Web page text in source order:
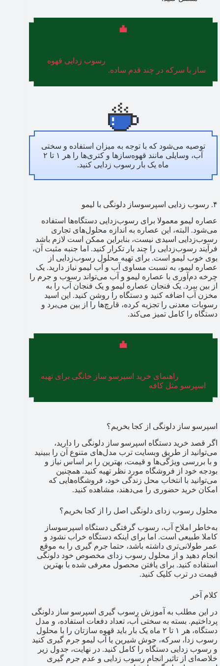
رسوب زدایی قهوه
ساز با سرکه در چند قدم ساده.
توصیه می‌شود که با توجه به میزان استفاده و سختی
آب، وسایلی مانند قهوه‌سازها و کتری‌ها را هر ۱ تا ۲
ماه یک‌ بار رسوب‌ زدایی کنید.
۴. رسوب زدایی اسپرسوساز دلونگی با لیمو
عصاره لیمو معمولا برای رسوب‌زدایی دستگاه‌ها استفاده
می‌شود. البته، این عصاره به اندازه محلول‌های تجاری
رسوب‌زدایی اسیدی نیست، بنابراین ممکن است لازم باشد
فرآیند رسوب‌زدایی را چند بار تکرار کنید. اما جنبه مثبت آن،
بوی خوب لیمو است. برای تهیه محلول رسوب‌زدایی از
عصاره لیمو، به نسبت مساوی آب و آب لیمو نیاز دارید. یک
چرخه دم‌آوری با عصاره لیمو و آب می‌تواند رسوب و جرم را
از بین ببرد. یک فنجان عصاره لیمو و یک فنجان آب را به
مخزن آب اضافه کنید و دستگاه را روشن کنید. این اسید
رسوبات معدنی را تجزیه کرده، قارچ‌ها را از بین می‌برد و
دستگاه را کامل تمیز می‌کند.
راهنمای خرید اسپرسو ساز خانگی برای تهیه
اسپرسو مثل کافه
اسپرسو ساز دلونگی از کجا بخریم؟
اگر قصد خرید دستگاه اسپرسو ساز دلونگی را دارید،
می‌توانید از طریق وبسایت ترب مدل‌های متنوع آن را ببینید
و با بررسی ویژگی‌ها و قیمت، بهترین را بر اساس نیاز و
بودجه خود از فروشگاه مورد نظر تهیه کنید. همچنین
می‌توانید با انتخاب محل زندگی خود، فروشگاه‌هایی که
امکان خرید حضوری را می‌دهند، مشاهده کنید.
محلول رسوب زدای دلونگی اصل را از کجا بخریم؟
به‌خاطر املاح آب، رسوب گرفتگی دستگاه اسپرسوساز
کاملا طبیعی است. اما برای اینکه دستگاه خراب نشود و
عمر طولانی‌تری داشته باشد، حتما جرم گیری را به موقع
انجام دهید و از محلول رسوب زدای مخصوص خود دلونگی
استفاده کنید. برای یافتن محصول معرفی شده با بهترین
قیمت در ترب کلیک کنید.
کلام آخر
در این مطلب به آموزش رسوب گیری اسپرسو ساز دلونگی
پرداختیم. بسته به سختی آب، تعداد دفعات استفاده، و مدل
دستگاه، هر ۱ تا ۲ ماه یک بار باید قهوه سازتان را با محلول
رسوب زدا، سرکه، جوش شیرین یا آب لیمو جرم گیری کنید
و رسوب زدایی دستگاه را کامل کنید. در نهایت، جدول زیر
خلاصه‌ای از تاثیر انجام رسوب زدایی و عدم جرم گیری